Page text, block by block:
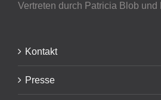
Vertreten durch Patricia Blob und
Kontakt
Presse